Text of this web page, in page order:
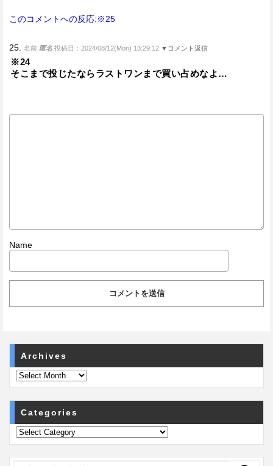
このコメントへの反応:※25
25. 名前:匿名 投稿日：2024/08/12(Mon) 13:29:12 ▼コメント返信
※24
そこまで投じたならラストワンまで買い占めなよ…
Name
Archives
Categories